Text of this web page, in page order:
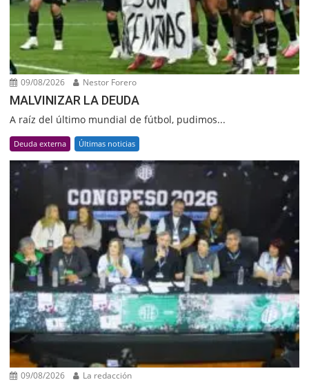
09/08/2026 Nestor Forero
MALVINIZAR LA DEUDA
A raíz del último mundial de fútbol, pudimos...
Deuda externa Últimas noticias
09/08/2026 La redacción